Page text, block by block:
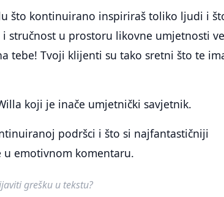
što kontinuirano inspiriraš toliko ljudi i
stručnost u prostoru likovne umjetnosti
tebe! Tvoji klijenti su tako sretni što te
koji je inače umjetnički savjetnik.
podršci i što si najfantastičniji
emotivnom komentaru.
grešku u tekstu?